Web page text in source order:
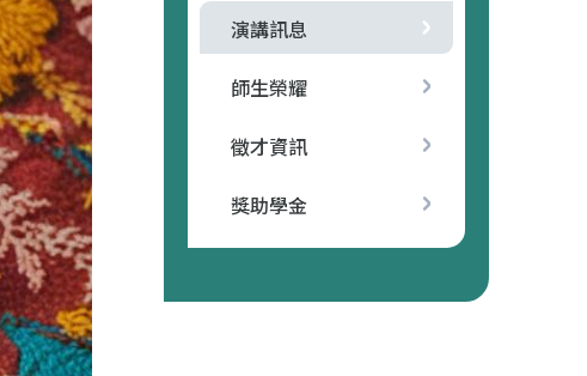
演講訊息
師生榮耀
徵才資訊
獎助學金